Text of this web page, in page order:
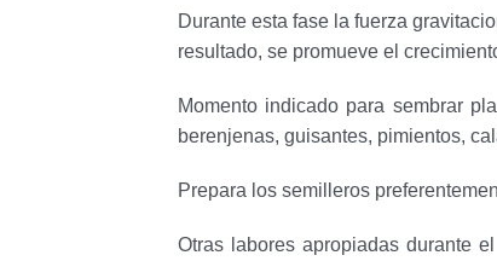
Durante esta fase la fuerza
resultado, se promueve el
Momento indicado para sembrar
berenjenas, guisantes, pimientos,
Prepara los semilleros
Otras labores apropiadas durante